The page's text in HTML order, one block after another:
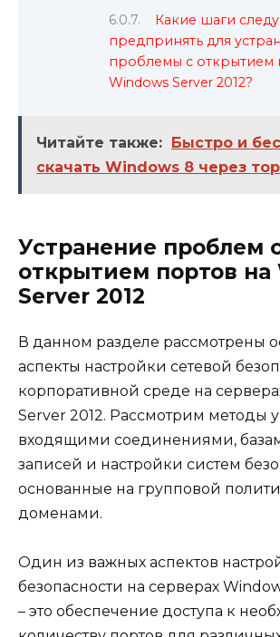
Какие шаги
предпринять для
проблемы с открытием
Windows Server 2012?
Читайте также: Быстро и
скачать Windows 8 через
Устранение проблем
открытием портов на
Server 2012
В данном разделе рассмотрены
аспекты настройки сетевой
корпоративной среде на
Server 2012. Рассмотрим методы
входящими соединениями,
записей и настройки систем
основанные на групповой
доменами.
Один из важных аспектов
безопасности на серверах
– это обеспечение доступа к